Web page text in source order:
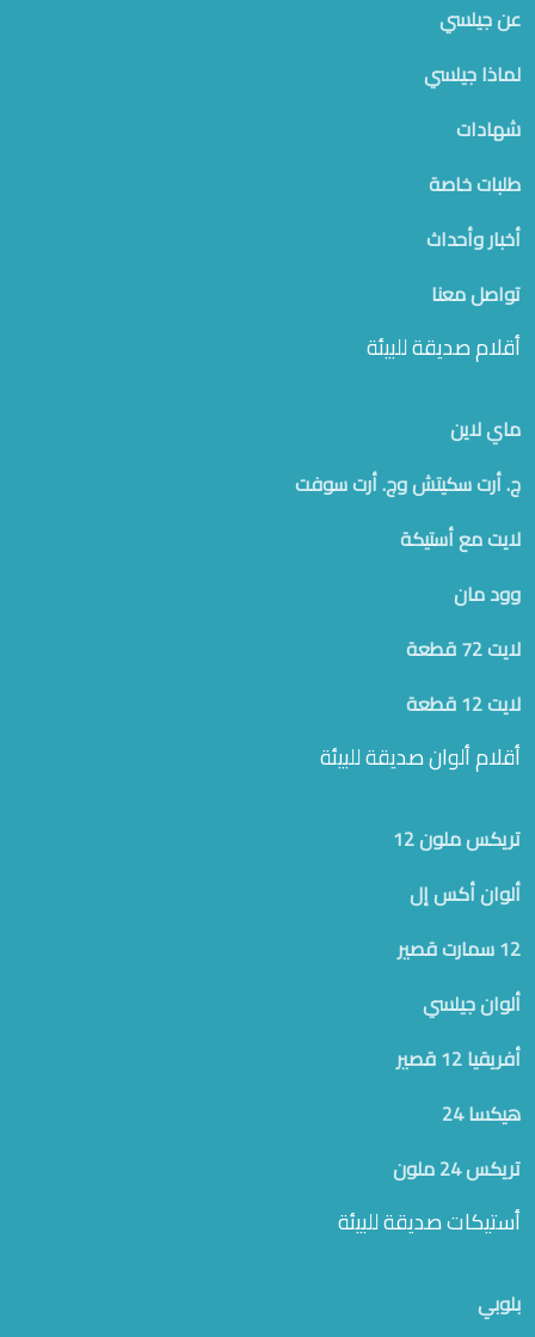
عن جيلسي
لماذا جيلسي
شهادات
طلبات خاصة
أخبار وأحداث
تواصل معنا
أقلام صديقة للبيئة
ماي لاين
ج. أرت سكيتش وج. أرت سوفت
لايت مع أستيكة
وود مان
لايت 72 قطعة
لايت 12 قطعة
أقلام ألوان صديقة للبيئة
تريكس ملون 12
ألوان أكس إل
12 سمارت قصير
ألوان جيلسي
أفريقيا 12 قصير
هيكسا 24
تريكس 24 ملون
أستيكات صديقة للبيئة
بلوبي